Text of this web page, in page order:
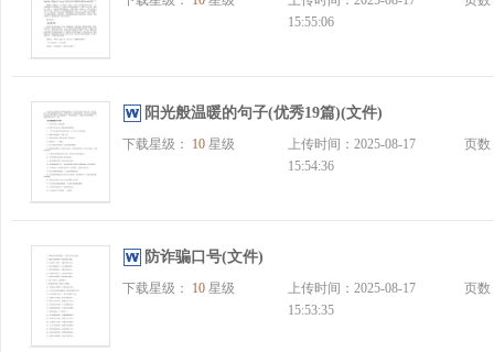
15:55:06
阳光般温暖的句子(优秀19篇)(文件)
下载星级： 10 星级
上传时间：2025-08-17
15:54:36
页
防诈骗口号(文件)
下载星级： 10 星级
上传时间：2025-08-17
15:53:35
页